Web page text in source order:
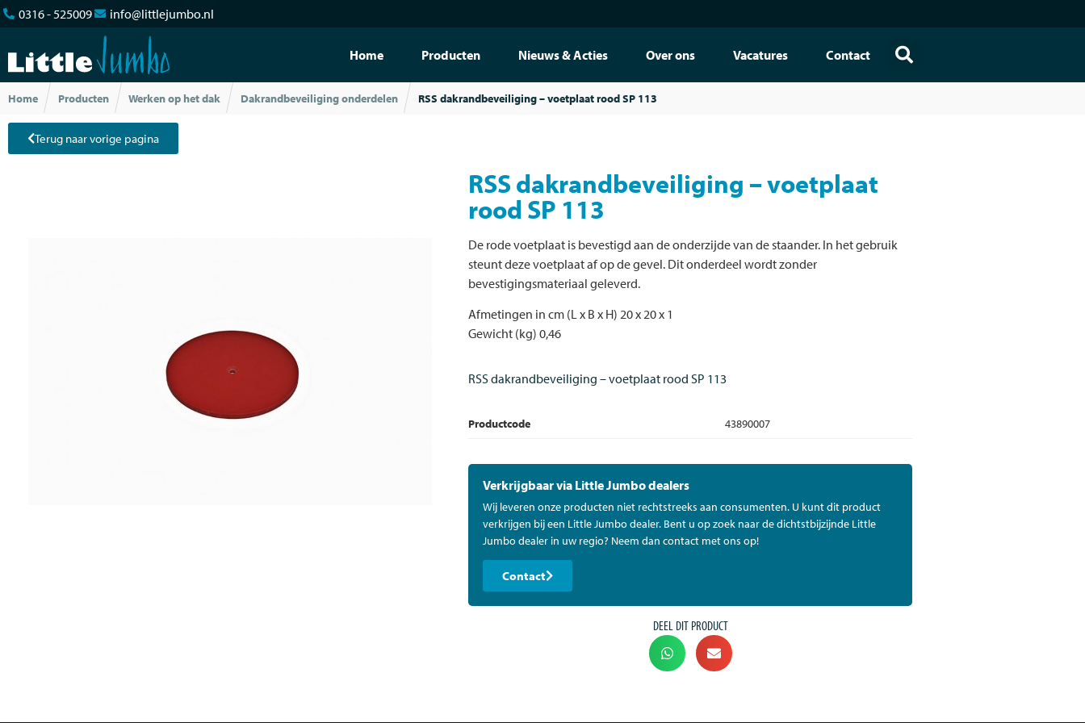
0316 - 525009 info@littlejumbo.nl
Home Producten Nieuws & Acties Over ons Vacatures Contact
Home Producten Werken op het dak Dakrandbeveiliging onderdelen RSS dakrandbeveiliging – voetplaat rood SP 113
Terug naar vorige pagina
RSS dakrandbeveiliging – voetplaat
rood SP 113
De rode voetplaat is bevestigd aan de onderzijde van de staander. In het gebruik
steunt deze voetplaat af op de gevel. Dit onderdeel wordt zonder
bevestigingsmateriaal geleverd.
Afmetingen in cm (L x B x H) 20 x 20 x 1
Gewicht (kg) 0,46
RSS dakrandbeveiliging – voetplaat rood SP 113
Productcode 43890007
Verkrijgbaar via Little Jumbo dealers
Wij leveren onze producten niet rechtstreeks aan consumenten. U kunt dit product
verkrijgen bij een Little Jumbo dealer. Bent u op zoek naar de dichtstbijzijnde Little
Jumbo dealer in uw regio? Neem dan contact met ons op!
Contact
DEEL DIT PRODUCT